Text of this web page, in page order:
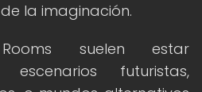
la imaginación.
suelen estar
futuristas,